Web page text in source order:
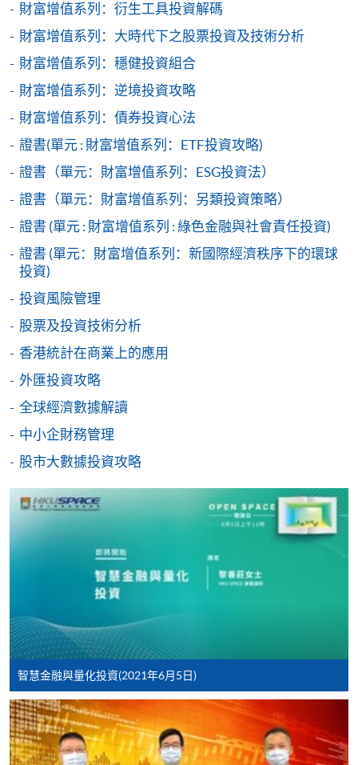
臨時時間表的開課時間會因收生情況而可能作出更
改。
Class schedule will be given out upon receipt of
enrolment/payment; one week prior to course
commencement
時間表會在付款後，及開課前一星期派發給學員。
In case of cancel class, course fee will be refunded or
transferred to next available intake
若課程取消，課程費用將被退還或轉移到下一個學
期。
June 2026 Intake (M15794 & W06607)
1
2 4 Jul 26 (Sat)
3
11 Jul 26 (Sat)
4 18 Jul 26 (Sat)
9:30-12:30 & 13:30-
16:30
25 Jul 26 (Sat)
13:30-16:30
1 Aug 26 (Sat) 13:30-16:30
Sep 2026 Intake
Lecture Date Time
某些課程須甄選入學，並要求申請人上載課程網頁
docx, jpg 和pdf格式之附件。
繳交所需費用
申請人可使用以下方式繳交報名費或課程費用:
繳費靈網上服務- 申請人須先開立繳費靈戶口及設
定繳費靈網上密碼。有關如何申請繳費靈戶口及密
碼，請瀏覽繳費靈網址http://www.ppshk.com 。
Mastercard（包括「香港大學專業進修學院
Mastercard卡」）繳付學費。
*香港大學專業進修學院Mastercard卡
月免息分期付款優惠，必須親臨本學院設有報名服務的教
學中心作付款安排。
如欲了解如何於網上報讀新課程及繳費，請瀏覽網上
申請/報讀指南 :
-短期課程
-個別學歷頒授課程
報讀同一學歷頒授課程內其他單元
個別課程為須報讀同一學歷頒授課程及其他單元或繳
交下期學費的學員，提供網上服務，如學員就讀的課
程設有此服務，課程負責人會通知學員有關程序。
網上支付可通過「繳費靈」(PPS) (不適用於手機)、
VISA 或 Mastercard、「微信支付」(Online WeChat
Pay) 、「支付寶」(Online Alipay) 或 「轉數快」(FPS)
財富增值系列：衍生工具投資解碼
財富增值系列：大時代下之股票投資及技術分析
財富增值系列：穩健投資組合
財富增值系列：逆境投資攻略
財富增值系列：債券投資心法
證書(單元 : 財富增值系列：ETF投資攻略)
證書（單元：財富增值系列：ESG投資法）
證書（單元：財富增值系列：另類投資策略）
證書 (單元 : 財富增值系列 : 綠色金融與社會責任投資)
證書 (單元：財富增值系列：新國際經濟秩序下的環球
投資)
投資風險管理
股票及投資技術分析
香港統計在商業上的應用
外匯投資攻略
全球經濟數據解讀
中小企財務管理
股市大數據投資攻略
智慧金融與量化投資(2021年6月5日)